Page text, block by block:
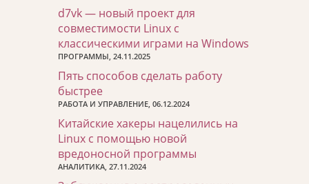
d7vk — новый проект для
совместимости Linux с
классическими играми на Windows
ПРОГРАММЫ, 24.11.2025
Пять способов сделать работу
быстрее
РАБОТА И УПРАВЛЕНИЕ, 06.12.2024
Китайские хакеры нацелились на
Linux с помощью новой
вредоносной программы
АНАЛИТИКА, 27.11.2024